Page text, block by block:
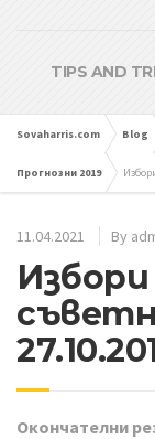
TIPS AND
Sovaharris.com Blog
Прогнозни 2019
11.04.2021 By
Окончателни